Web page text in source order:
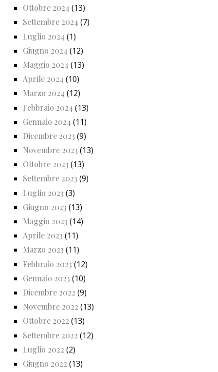
Ottobre 2024 (13)
Settembre 2024 (7)
Luglio 2024 (1)
Giugno 2024 (12)
Maggio 2024 (13)
Aprile 2024 (10)
Marzo 2024 (12)
Febbraio 2024 (13)
Gennaio 2024 (11)
Dicembre 2023 (9)
Novembre 2023 (13)
Ottobre 2023 (13)
Settembre 2023 (9)
Luglio 2023 (3)
Giugno 2023 (13)
Maggio 2023 (14)
Aprile 2023 (11)
Marzo 2023 (11)
Febbraio 2023 (12)
Gennaio 2023 (10)
Dicembre 2022 (9)
Novembre 2022 (13)
Ottobre 2022 (13)
Settembre 2022 (12)
Luglio 2022 (2)
Giugno 2022 (13)